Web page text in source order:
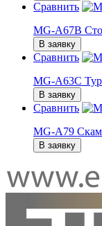
Сравнить
MG-A67B
В заявку
Сравнить
MG-A63C
В заявку
Сравнить
MG-A79
В заявку